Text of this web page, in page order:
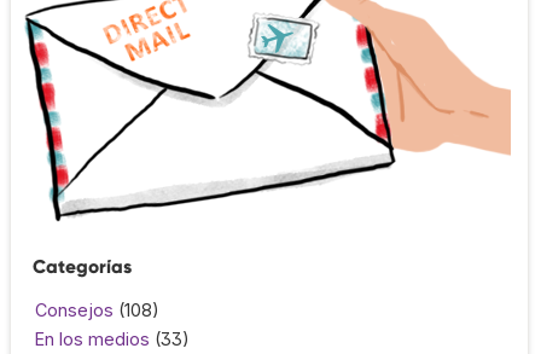
Categorías
Consejos (108)
En los medios (33)